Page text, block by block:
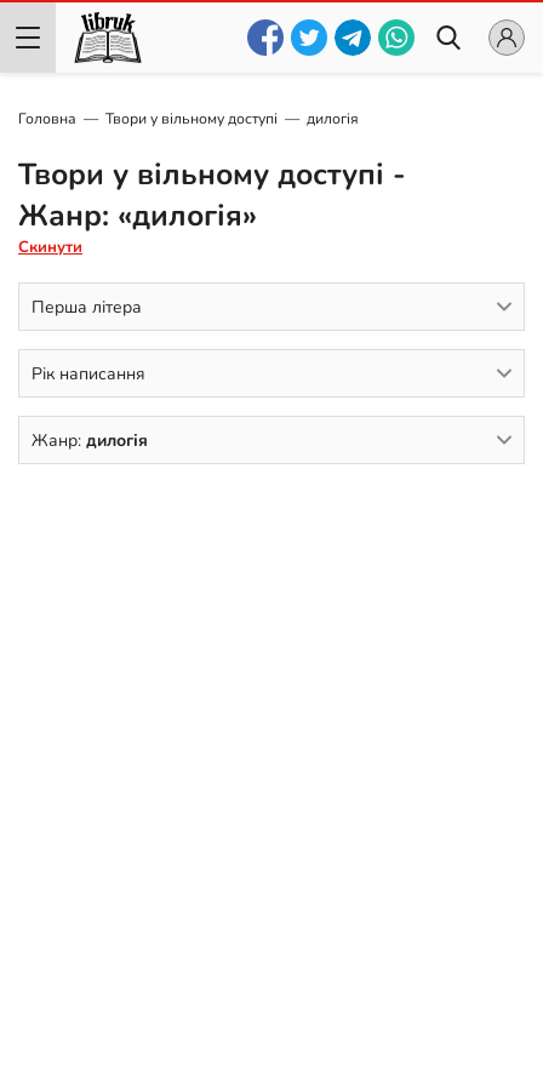
Головна Твори у вільному доступі дилогія
Твори у вільному доступі -
Жанр: «дилогія»
Скинути
Перша літера
Рік написання
Жанр: дилогія